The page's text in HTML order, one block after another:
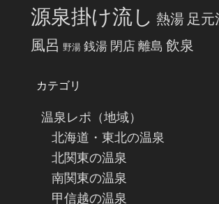
源泉掛け流し 熱湯 足元
風呂 野湯 銭湯 閉店 離島 飲泉
カテゴリ
温泉レポ（地域）
北海道・東北の温泉
北関東の温泉
南関東の温泉
甲信越の温泉